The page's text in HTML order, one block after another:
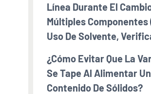
Línea Durante El
Múltiples
Uso De Solvente,
¿Cómo Evitar Que La
Se Tape Al Alimentar
Contenido De Sólidos?